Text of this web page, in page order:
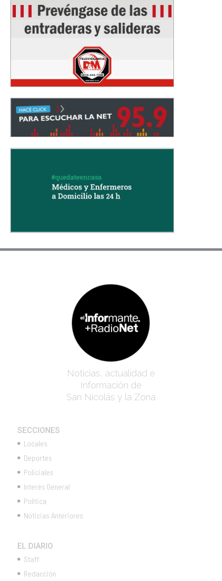
Noticias, actualidad e
Información de
San Nicolás y la Zona
SECCIONES
Locales
Deportes
Policiales
Interés General
Política
Noticias Anteriores
EL DIARIO
Staff
Redacción